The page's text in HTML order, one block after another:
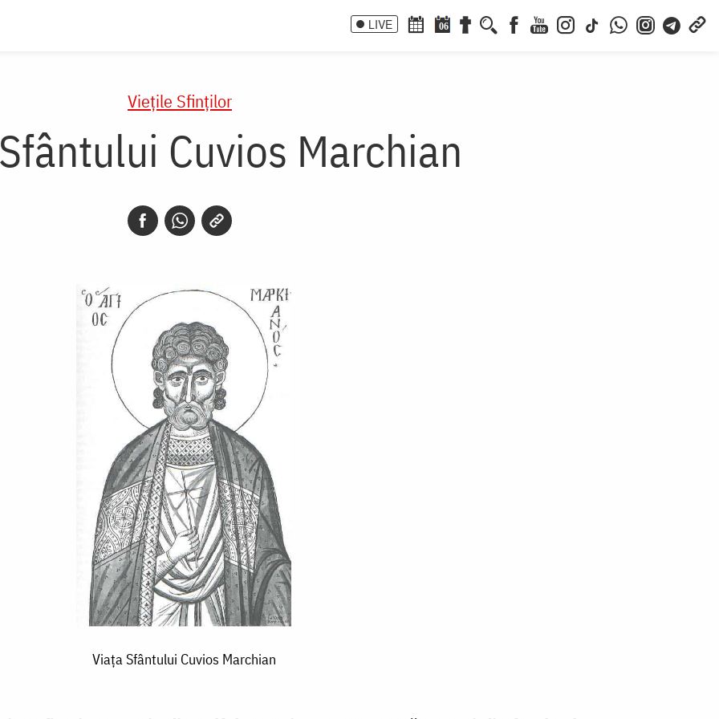
LIVE 06
Vieţile Sfinţilor
Cuvios Marchian
Viața Sfântului Cuvios Marchian